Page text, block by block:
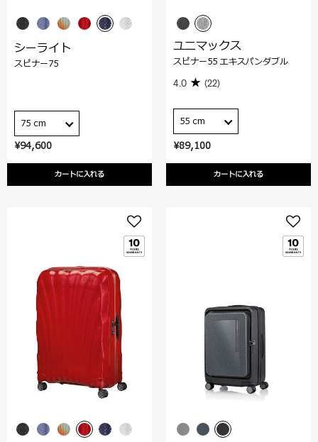
¥94,600
カートに入れる
シーライト
スピナー75
75 cm
¥89,100
カートに入れる
ユニマックス
スピナー55 エキスパンダブル
4.0 (22)
55 cm